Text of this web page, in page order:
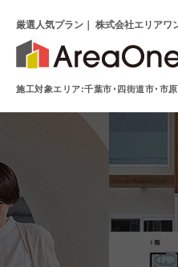
厳選人気プラン｜ 株式会社エリアワ
施工対象エリア:千葉市･四街道市･市